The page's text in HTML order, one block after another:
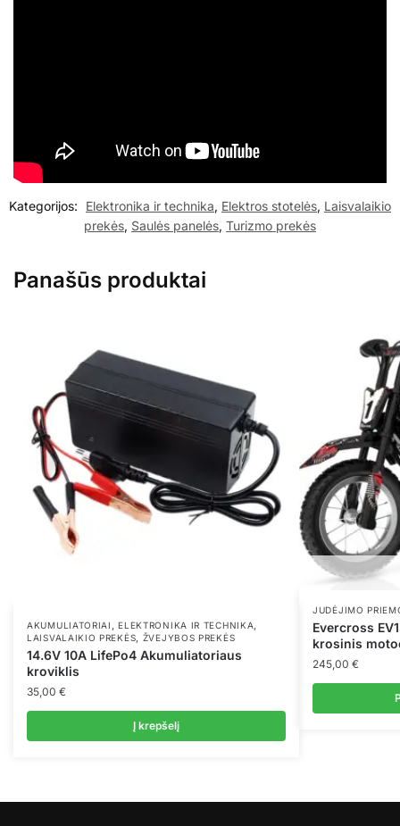
Kategorijos: Elektronika ir technika, Elektros stotelės, Laisvalaikio
prekės, Saulės panelės, Turizmo prekės
Panašūs produktai
AKUMULIATORIAI ,ELEKTRONIKA IR TECHNIKA,
LAISVALAIKIO PREKĖS, ŽVEJYBOS PREKĖS
14.6V 10A LifePo4 Akumuliatoriaus
kroviklis
35,00 €
Į krepšelį
JUDĖJIMO
Evercross
krosinis
245,00 €